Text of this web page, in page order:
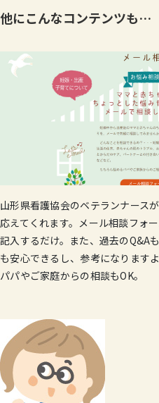
他にこんなコンテンツも…
山形県看護協会のベテランナース
応えてくれます。メール相談フォ
記入するだけ。また、過去のQ&A
も安心できるし、参考になります
パパやご家庭からの相談もOK。